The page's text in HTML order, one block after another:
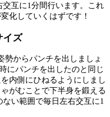
互に1分間行います。これ
化していくはずです！
イズ
勢からパンチを出しましょ
にパンチを出したのと同じ
内側にひねるようにしまし
がむことで下半身を鍛える
い範囲で毎日左右交互に1